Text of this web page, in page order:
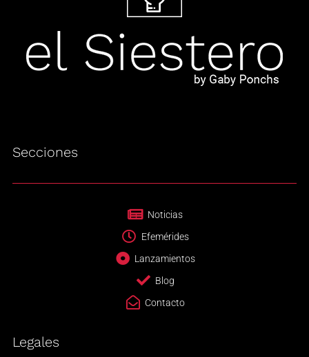
Secciones
Noticias
Efemérides
Lanzamientos
Blog
Contacto
Legales